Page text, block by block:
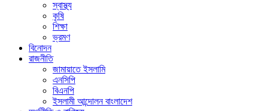
স্বাস্থ্য
কৃষি
শিক্ষা
ভ্রমণ
বিনোদন
রাজনীতি
জামায়াতে ইসলামি
এনসিপি
বিএনপি
ইসলামী আন্দোলন বাংলাদেশ